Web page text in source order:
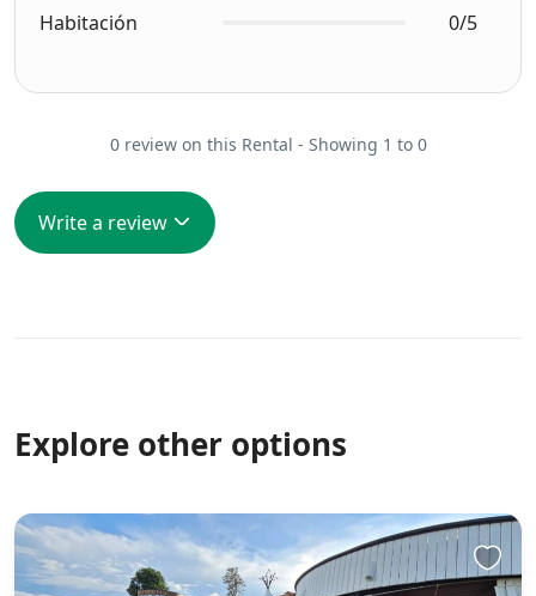
Habitación
0/5
0 review on this Rental - Showing 1 to 0
Write a review
Explore other options